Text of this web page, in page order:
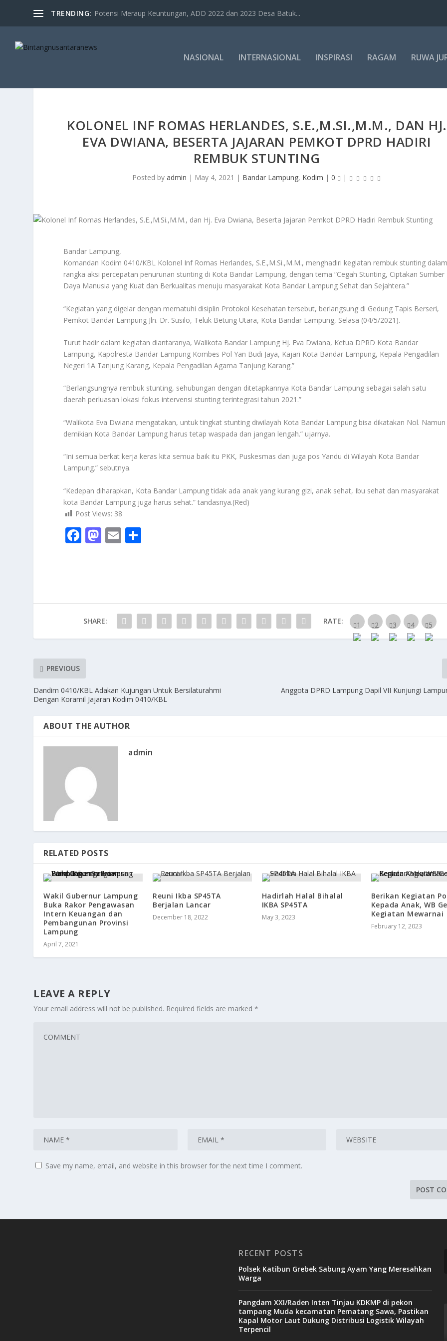
TRENDING: Potensi Meraup Keuntungan, ADD 2022 dan 2023 Desa Batuk...
NASIONAL INTERNASIONAL INSPIRASI RAGAM RUWA
KOLONEL INF ROMAS HERLANDES, S.E.,M.SI.,M.M., DAN HJ.
EVA DWIANA, BESERTA JAJARAN PEMKOT DPRD HADIRI
REMBUK STUNTING
Posted by admin | May 4, 2021 | Bandar Lampung, Kodim | 0 |
Bandar Lampung,
Komandan Kodim 0410/KBL Kolonel Inf Romas Herlandes, S.E.,M.Si.,M.M., menghadiri kegiatan rembuk stunting
rangka aksi percepatan penurunan stunting di Kota Bandar Lampung, dengan tema “Cegah Stunting, Ciptakan Sumber
Daya Manusia yang Kuat dan Berkualitas menuju masyarakat Kota Bandar Lampung Sehat dan Sejahtera.”
“Kegiatan yang digelar dengan mematuhi disiplin Protokol Kesehatan tersebut, berlangsung di Gedung Tapis Berseri,
Pemkot Bandar Lampung Jln. Dr. Susilo, Teluk Betung Utara, Kota Bandar Lampung, Selasa (04/5/2021).
Turut hadir dalam kegiatan diantaranya, Walikota Bandar Lampung Hj. Eva Dwiana, Ketua DPRD Kota Bandar
Lampung, Kapolresta Bandar Lampung Kombes Pol Yan Budi Jaya, Kajari Kota Bandar Lampung, Kepala Pengadilan
Negeri 1A Tanjung Karang, Kepala Pengadilan Agama Tanjung Karang.”
“Berlangsungnya rembuk stunting, sehubungan dengan ditetapkannya Kota Bandar Lampung sebagai salah satu
daerah perluasan lokasi fokus intervensi stunting terintegrasi tahun 2021.”
“Walikota Eva Dwiana mengatakan, untuk tingkat stunting diwilayah Kota Bandar Lampung bisa dikatakan Nol. Namun
demikian Kota Bandar Lampung harus tetap waspada dan jangan lengah.” ujarnya.
“Ini semua berkat kerja keras kita semua baik itu PKK, Puskesmas dan juga pos Yandu di Wilayah Kota Bandar
Lampung.” sebutnya.
“Kedepan diharapkan, Kota Bandar Lampung tidak ada anak yang kurang gizi, anak sehat, Ibu sehat dan masyarakat
kota Bandar Lampung juga harus sehat.” tandasnya.(Red)
Post Views: 38
F
o
o
k
M
o
n
E
SHARE: RATE:
PREVIOUS
Dandim 0410/KBL Adakan Kujungan Untuk Bersilaturahmi
Dengan Koramil Jajaran Kodim 0410/KBL
Anggota DPRD Lampung Dapil VII Kunjungi
ABOUT THE AUTHOR
admin
RELATED POSTS
Wakil Gubernur Lampung
Buka Rakor Pengawasan
Intern Keuangan dan
Pembangunan Provinsi
Lampung
April 7, 2021
Reuni Ikba SP45TA
Berjalan Lancar
December 18, 2022
Hadirlah Halal Bihalal
IKBA SP45TA
May 3, 2023
Berikan Kegiatan
Kepada Anak, WB
Kegiatan Mewarnai
February 12, 2023
LEAVE A REPLY
Your email address will not be published. Required fields are marked*
Save my name, email, and website in this browser for the next time I comment.
RECENT POSTS
Polsek Katibun Grebek Sabung Ayam Yang Meresahkan
Warga
Pangdam XXI/Raden Inten Tinjau KDKMP di pekon
tampang Muda kecamatan Pematang Sawa, Pastikan
Kapal Motor Laut Dukung Distribusi Logistik Wilayah
Terpencil